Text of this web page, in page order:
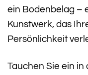
ein Bodenbelag –
Kunstwerk, das
Persönlichkeit
Tauchen Sie ein